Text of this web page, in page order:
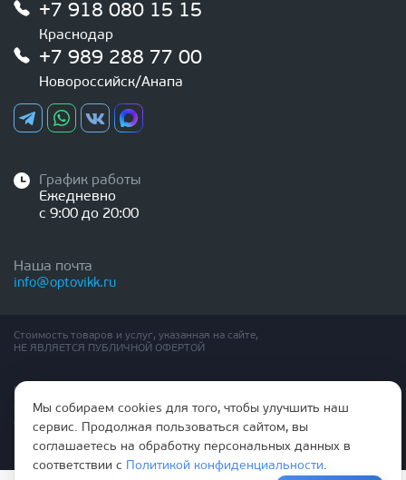
+7 918 080 15 15
Краснодар
+7 989 288 77 00
Новороссийск/Анапа
График работы
Ежедневно
с 9:00 до 20:00
Наша почта
info@optovikk.ru
Стоимость товаров и услуг, указанная на сайте,
НЕ ЯВЛЯЕТСЯ ПУБЛИЧНОЙ ОФЕРТОЙ
Правила эксплутации входных и межкомнатных дверей
Политика обработки персональных данных
Согласие на обработку персональных данных
Мы собираем cookies для того, чтобы улучшить наш
сервис. Продолжая пользоваться сайтом, вы
соглашаетесь на обработку персональных данных в
соответствии с
Политикой конфиденциальности.